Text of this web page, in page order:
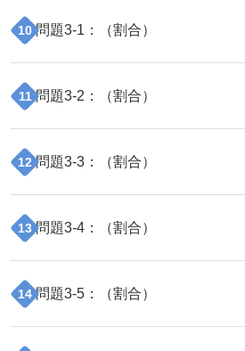
10 問題3-1 ：（割合）
11 問題3-2 ：（割合）
12 問題3-3 ：（割合）
13 問題3-4 ：（割合）
14 問題3-5 ：（割合）